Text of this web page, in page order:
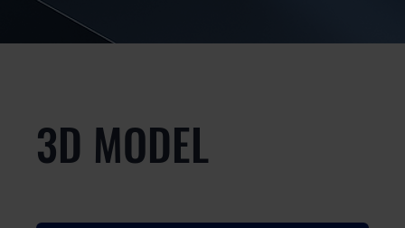
3D MODEL